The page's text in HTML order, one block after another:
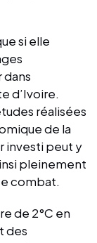
si elle
d’Ivoire.
réalisées
de la
investi peut y
pleinement
combat.
de 2°C en
des